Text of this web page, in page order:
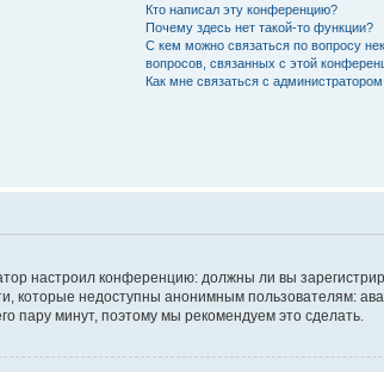
Кто написал эту конференцию?
Почему здесь нет такой-то функции?
С кем можно связаться по вопросу
вопросов, связанных с этой
Как мне связаться с
настроил конференцию: должны ли вы
которые недоступны анонимным пользователям:
пару минут, поэтому мы рекомендуем это сделать.